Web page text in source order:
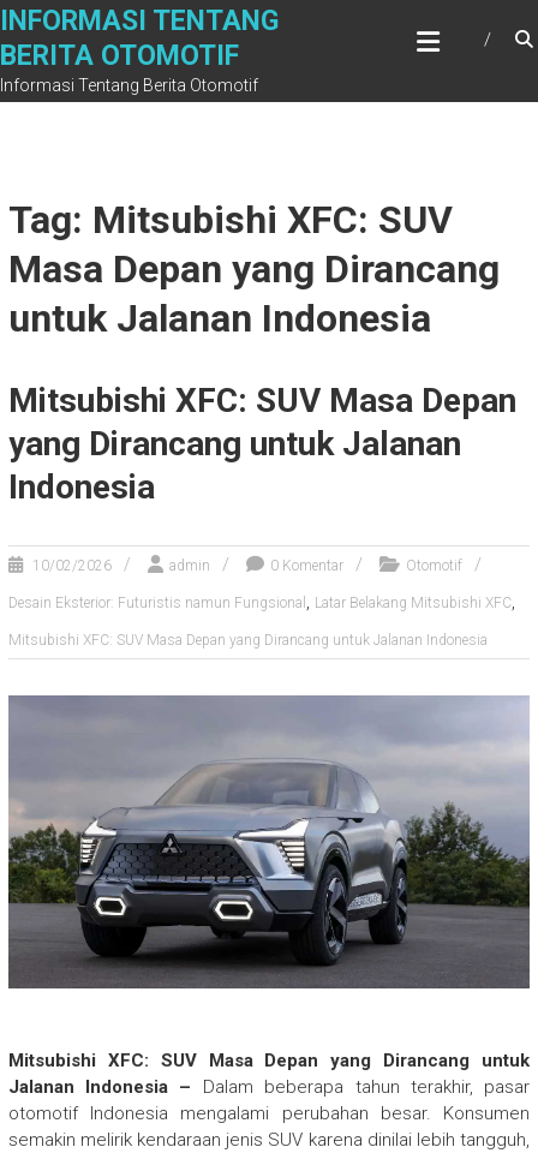
Skip
content
INFORMASI TENTANG
BERITA OTOMOTIF
Informasi Tentang Berita Otomotif
Tag: Mitsubishi XFC: SUV
Masa Depan yang Dirancang
untuk Jalanan Indonesia
Mitsubishi XFC: SUV Masa Depan
yang Dirancang untuk Jalanan
Indonesia
10/02/2026 admin 0 Komentar Otomotif
Desain Eksterior: Futuristis namun Fungsional , Latar Belakang Mitsubishi XFC,
Mitsubishi XFC: SUV Masa Depan yang Dirancang untuk Jalanan Indonesia
Mitsubishi XFC: SUV Masa Depan yang Dirancang untuk
Jalanan Indonesia – Dalam beberapa tahun terakhir, pasar
otomotif Indonesia mengalami perubahan besar. Konsumen
semakin melirik kendaraan jenis SUV karena dinilai lebih tangguh,